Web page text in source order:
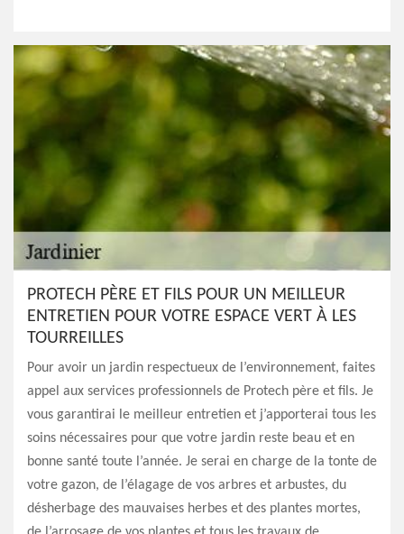
PROTECH PÈRE ET FILS POUR UN MEILLEUR
ENTRETIEN POUR VOTRE ESPACE VERT À LES
TOURREILLES
Pour avoir un jardin respectueux de l’environnement, faites
appel aux services professionnels de Protech père et fils. Je
vous garantirai le meilleur entretien et j’apporterai tous les
soins nécessaires pour que votre jardin reste beau et en
bonne santé toute l’année. Je serai en charge de la tonte de
votre gazon, de l’élagage de vos arbres et arbustes, du
désherbage des mauvaises herbes et des plantes mortes,